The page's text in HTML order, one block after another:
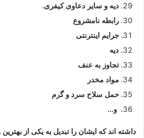
دیه و سایر دعاوی کیفری.
رابطه نامشروع
جرایم اینترنتی
دیه
تجاوز به عنف
مواد مخدر
حمل سلاح سرد و گرم
و…
داشته اند که ایشان را تبدیل به یکی از